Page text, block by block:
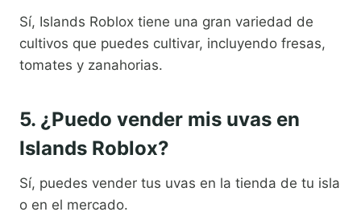
Sí, Islands Roblox tiene una gran variedad de
cultivos que puedes cultivar, incluyendo fresas,
tomates y zanahorias.
5. ¿Puedo vender mis uvas en
Islands Roblox?
Sí, puedes vender tus uvas en la tienda de tu isla
o en el mercado.